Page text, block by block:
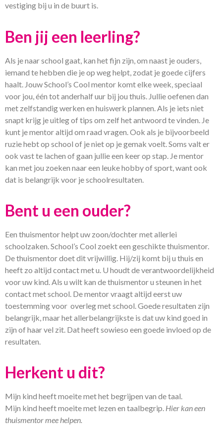
vestiging bij u in de buurt is.
Ben jij een leerling?
Als je naar school gaat, kan het fijn zijn, om naast je ouders,
iemand te hebben die je op weg helpt, zodat je goede cijfers
haalt. Jouw School’s Cool mentor komt elke week, speciaal
voor jou, één tot anderhalf uur bij jou thuis. Jullie oefenen dan
met zelfstandig werken en huiswerk plannen. Als je iets niet
snapt krijg je uitleg of tips om zelf het antwoord te vinden. Je
kunt je mentor altijd om raad vragen. Ook als je bijvoorbeeld
ruzie hebt op school of je niet op je gemak voelt. Soms valt er
ook vast te lachen of gaan jullie een keer op stap. Je mentor
kan met jou zoeken naar een leuke hobby of sport, want ook
dat is belangrijk voor je schoolresultaten.
Bent u een ouder?
Een thuismentor helpt uw zoon/dochter met allerlei
schoolzaken. School’s Cool zoekt een geschikte thuismentor.
De thuismentor doet dit vrijwillig. Hij/zij komt bij u thuis en
heeft zo altijd contact met u. U houdt de verantwoordelijkheid
voor uw kind. Als u wilt kan de thuismentor u steunen in het
contact met school. De mentor vraagt altijd eerst uw
toestemming voor overleg met school. Goede resultaten zijn
belangrijk, maar het allerbelangrijkste is dat uw kind goed in
zijn of haar vel zit. Dat heeft sowieso een goede invloed op de
resultaten.
Herkent u dit?
Mijn kind heeft moeite met het begrijpen van de taal.
Mijn kind heeft moeite met lezen en taalbegrip. Hier kan een
thuismentor mee helpen.